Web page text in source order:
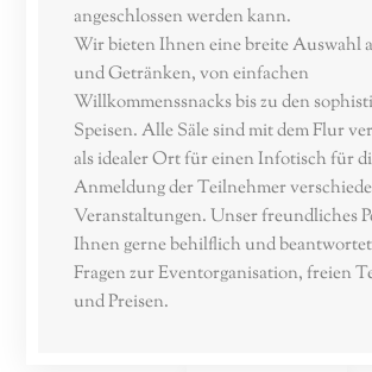
angeschlossen werden kann.
Wir bieten Ihnen eine breite Auswahl
und Getränken, von einfachen
Willkommenssnacks bis zu den
Speisen. Alle Säle sind mit dem Flur
als idealer Ort für einen Infotisch für
Anmeldung der Teilnehmer
Veranstaltungen. Unser freundliches
Ihnen gerne behilflich und
Fragen zur Eventorganisation, freien
und Preisen.